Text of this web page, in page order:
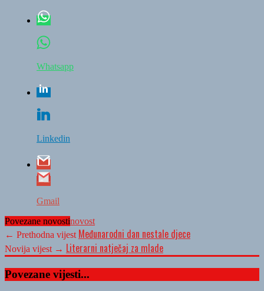
Whatsapp
Linkedin
Gmail
Povezane novostinovost
← Prethodna vijest Međunarodni dan nestale djece
Novija vijest → Literarni natječaj za mlade
Povezane vijesti...